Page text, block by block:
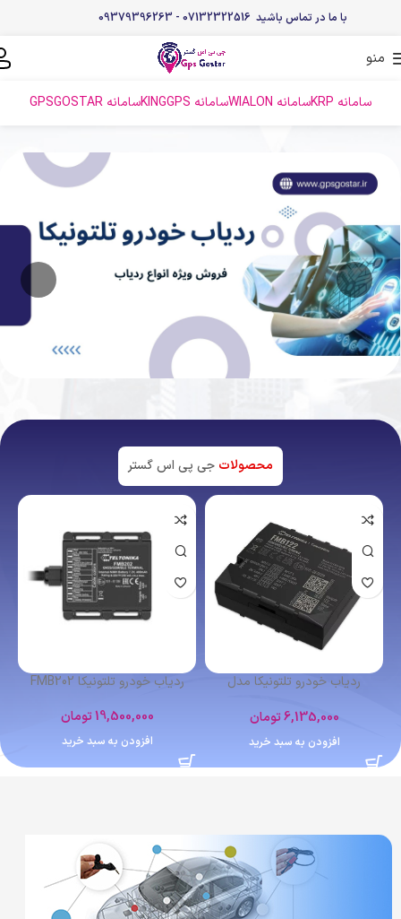
با ما در تماس باشید 07132322516 - 09379396263
منو
سامانه KRP سامانه WIALON سامانه KINGGPS سامانه GPSGOSTAR
محصولات جی پی اس گستر
اتمام موجودی
ردیاب شخصی کوبان TK102
4,400,000تومان
اطلاعات بیشتر
ردیاب خودرو تلتونیکا FMB641
12,364,000 تومان
افزودن به سبد خرید